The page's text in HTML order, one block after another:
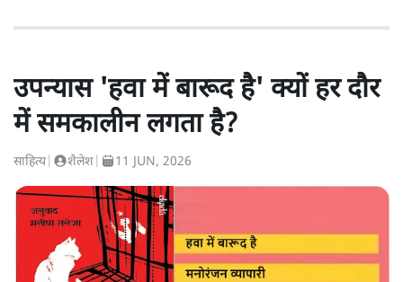
उपन्यास 'हवा में बारूद है' क्यों हर दौर
में समकालीन लगता है?
साहित्य| शैलेश 11 JUN, 2026